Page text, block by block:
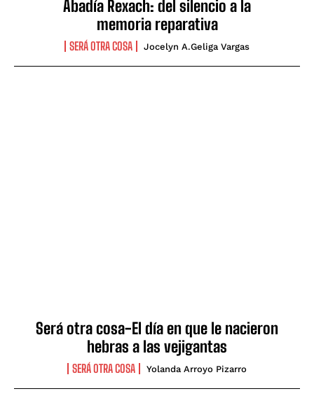
Abadía Rexach: del silencio a la
memoria reparativa
SERÁ OTRA COSA Jocelyn A.geliga Vargas
Será otra cosa-El día en que le nacieron
hebras a las vejigantas
SERÁ OTRA COSA Yolanda Arroyo Pizarro